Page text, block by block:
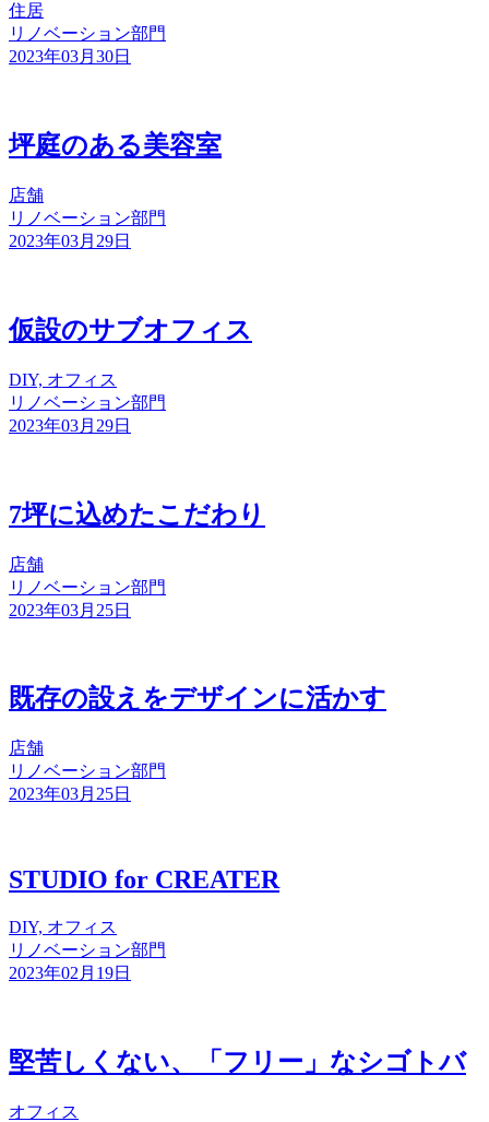
住居
リノベーション部門
2023年03月30日
坪庭のある美容室
店舗
リノベーション部門
2023年03月29日
仮設のサブオフィス
DIY, オフィス
リノベーション部門
2023年03月29日
7坪に込めたこだわり
店舗
リノベーション部門
2023年03月25日
既存の設えをデザインに活かす
店舗
リノベーション部門
2023年03月25日
STUDIO for CREATER
DIY, オフィス
リノベーション部門
2023年02月19日
堅苦しくない、「フリー」なシゴトバ
オフィス